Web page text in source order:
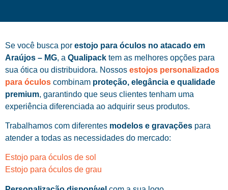
Se você busca por estojo para óculos no atacado em
Araújos – MG, a Qualipack tem as melhores opções para
sua ótica ou distribuidora. Nossos estojos personalizados
para óculos combinam proteção, elegância e qualidade
premium, garantindo que seus clientes tenham uma
experiência diferenciada ao adquirir seus produtos.
Trabalhamos com diferentes modelos e gravações para
atender a todas as necessidades do mercado:
Estojo para óculos de sol
Estojo para óculos de grau